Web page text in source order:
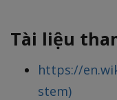
Tài liệu
https://
stem)